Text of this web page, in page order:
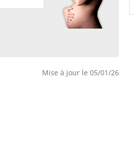
Mise à jour le 05/01/26